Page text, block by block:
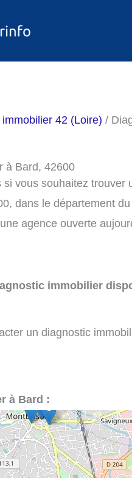
42 (Loire) /
à Bard, 42600
si vous souhaitez trouver
dans le département
agence ouverte
immobilier
un diagnostic
à Bard :